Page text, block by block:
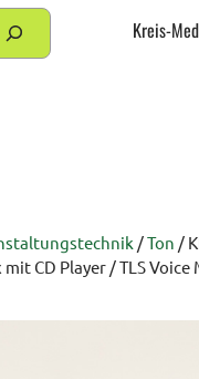
Kreis-
/Ton /
CD Player / TLS Voice